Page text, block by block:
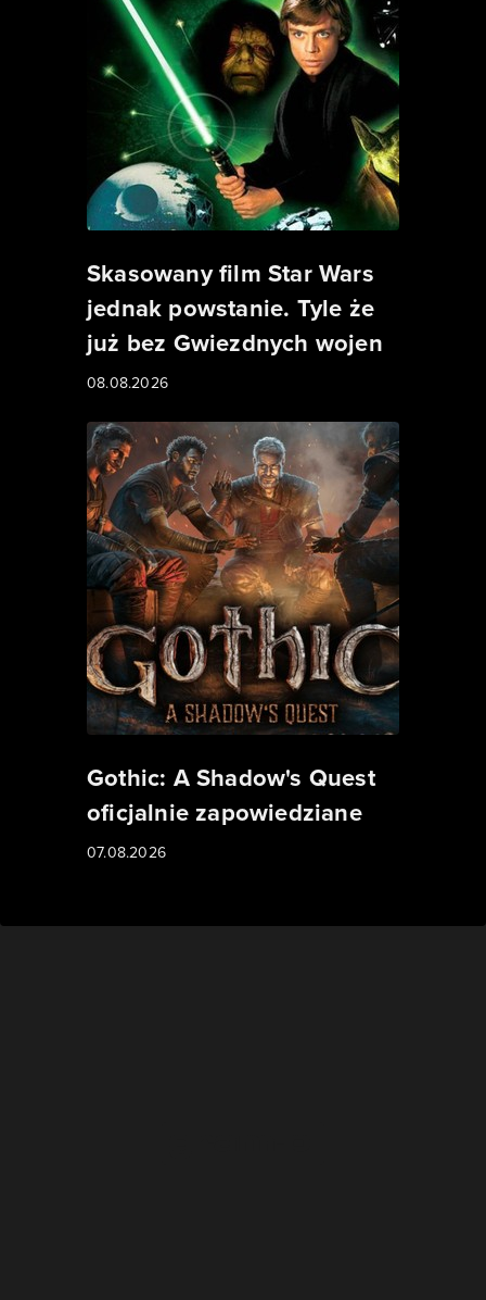
Skasowany film Star Wars
jednak powstanie. Tyle że
już bez Gwiezdnych wojen
08.08.2026
Gothic: A Shadow's Quest
oficjalnie zapowiedziane
07.08.2026